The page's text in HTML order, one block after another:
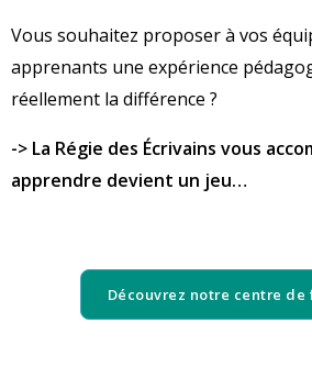
Vous souhaitez proposer à vos
apprenants une expérience
réellement la différence ?
-> La Régie des Écrivains vous
apprendre devient un jeu…
Découvrez notre centre